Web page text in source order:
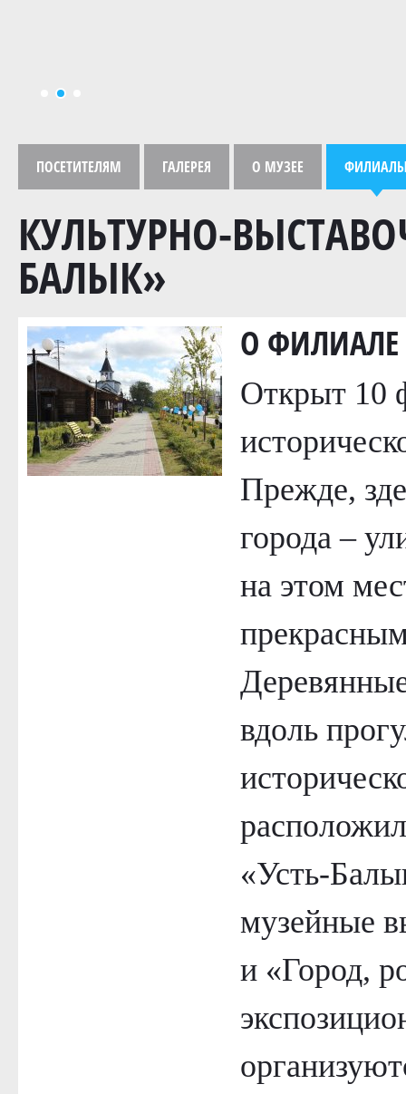
ПОСЕТИТЕЛЯМ ГАЛЕРЕЯ О МУЗЕЕ
КУЛЬТУРНО-
БАЛЫК»
О ФИЛИАЛЕ
Открыт 10
Прежде,
города –
на этом
вдоль
«Усть-
музейные
и «Город,